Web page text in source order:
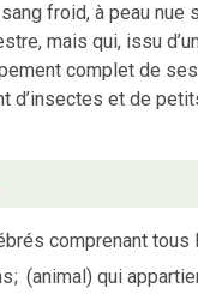
froid, à peau
mais qui, issu
complet de
d’insectes et de
comprenant tous
; (animal) qui